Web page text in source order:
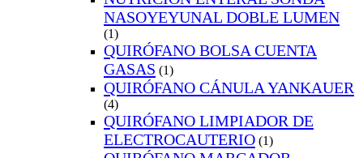
NASOYEYUNAL DOBLE LUMEN
(1)
QUIRÓFANO BOLSA CUENTA
GASAS (1)
QUIRÓFANO CÁNULA YANKAUER
(4)
QUIRÓFANO LIMPIADOR DE
ELECTROCAUTERIO (1)